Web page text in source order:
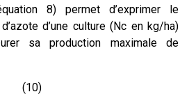
8) permet d’exprimer le
d’une culture (Nc en kg/ha)
sa production maximale de